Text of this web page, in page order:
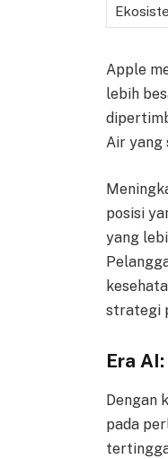
Apple
lebih
Air yang
posisi
yang
strategi
Era
Dengan
pada